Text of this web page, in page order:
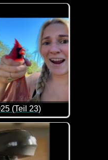
nicht total niedlich
(Teil 23)
von lustigen